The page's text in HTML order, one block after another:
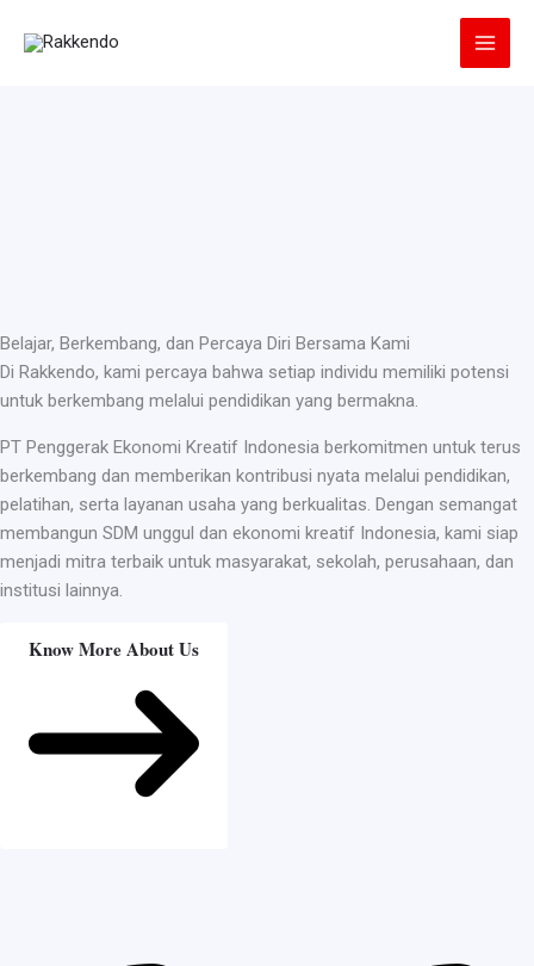
Belajar, Berkembang, dan Percaya Diri Bersama Kami
Di Rakkendo, kami percaya bahwa setiap individu memiliki potensi
untuk berkembang melalui pendidikan yang bermakna.
PT Penggerak Ekonomi Kreatif Indonesia berkomitmen untuk terus
berkembang dan memberikan kontribusi nyata melalui pendidikan,
pelatihan, serta layanan usaha yang berkualitas. Dengan semangat
membangun SDM unggul dan ekonomi kreatif Indonesia, kami siap
menjadi mitra terbaik untuk masyarakat, sekolah, perusahaan, dan
institusi lainnya.
Know More About Us